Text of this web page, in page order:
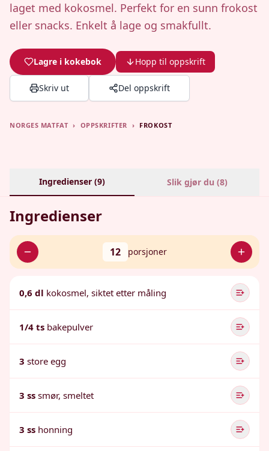
laget med kokosmel. Perfekt for en sunn frokost
eller snacks. Enkelt å lage og smakfullt.
Lagre i kokebok Hopp til oppskrift
Skriv ut Del oppskrift
NORGES MATFAT › OPPSKRIFTER › FROKOST
Ingredienser (9) Slik gjør du (8)
Ingredienser
12 porsjoner
0,6 dl kokosmel, siktet etter måling
1/4 ts bakepulver
3 store egg
3 ss smør, smeltet
3 ss honning